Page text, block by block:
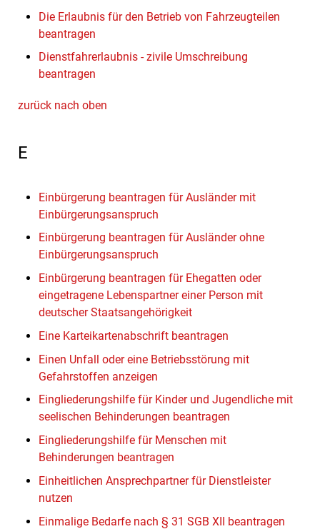
Die Erlaubnis für den Betrieb von Fahrzeugteilen
beantragen
Dienstfahrerlaubnis - zivile Umschreibung
beantragen
zurück nach oben
E
Einbürgerung beantragen für Ausländer mit
Einbürgerungsanspruch
Einbürgerung beantragen für Ausländer ohne
Einbürgerungsanspruch
Einbürgerung beantragen für Ehegatten oder
eingetragene Lebenspartner einer Person mit
deutscher Staatsangehörigkeit
Eine Karteikartenabschrift beantragen
Einen Unfall oder eine Betriebsstörung mit
Gefahrstoffen anzeigen
Eingliederungshilfe für Kinder und Jugendliche mit
seelischen Behinderungen beantragen
Eingliederungshilfe für Menschen mit
Behinderungen beantragen
Einheitlichen Ansprechpartner für Dienstleister
nutzen
Einmalige Bedarfe nach § 31 SGB XII beantragen